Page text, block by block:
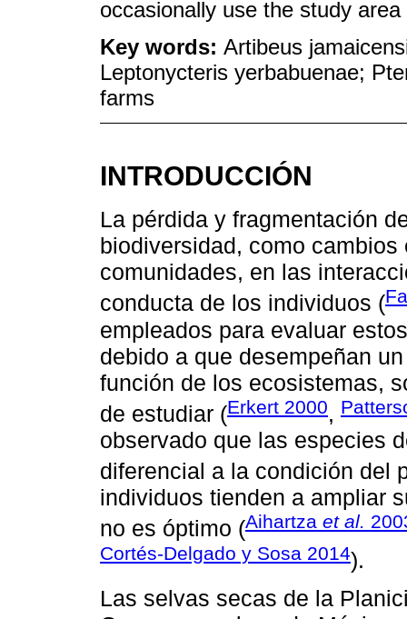
occasionally use the study
Key words: Artibeus
Leptonycteris yerbabuenae;
farms
INTRODUCCIÓN
La pérdida y fragmentación
biodiversidad, como
comunidades, en las
conducta de los individuos (
empleados para evaluar
debido a que desempeñan
función de los ecosistemas,
de estudiar (Erkert 2000,
observado que las especies
diferencial a la condición del
individuos tienden a ampliar
no es óptimo (Aihartza et al.
Cortés-Delgado y Sosa 2014).
Las selvas secas de la